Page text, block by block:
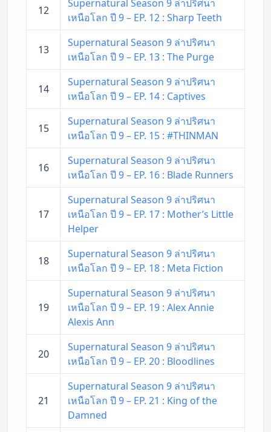
12
Supernatural Season 9 ล่าปริศนา
เหนือโลก ปี 9 – EP. 12 : Sharp Teeth
13
Supernatural Season 9 ล่าปริศนา
เหนือโลก ปี 9 – EP. 13 : The Purge
14
Supernatural Season 9 ล่าปริศนา
เหนือโลก ปี 9 – EP. 14 : Captives
15
Supernatural Season 9 ล่าปริศนา
เหนือโลก ปี 9 – EP. 15 : #THINMAN
16
Supernatural Season 9 ล่าปริศนา
เหนือโลก ปี 9 – EP. 16 : Blade Runners
17
Supernatural Season 9 ล่าปริศนา
เหนือโลก ปี 9 – EP. 17 : Mother’s Little
Helper
18
Supernatural Season 9 ล่าปริศนา
เหนือโลก ปี 9 – EP. 18 : Meta Fiction
19
Supernatural Season 9 ล่าปริศนา
เหนือโลก ปี 9 – EP. 19 : Alex Annie
Alexis Ann
20
Supernatural Season 9 ล่าปริศนา
เหนือโลก ปี 9 – EP. 20 : Bloodlines
21
Supernatural Season 9 ล่าปริศนา
เหนือโลก ปี 9 – EP. 21 : King of the
Damned